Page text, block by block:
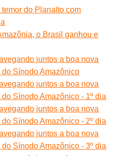
do Planalto com
o Brasil ganhou e
juntos a boa nova
Sínodo Amazônico
juntos a boa nova
Sínodo Amazônico - 1º dia
juntos a boa nova
Sínodo Amazônico - 2º dia
juntos a boa nova
Sínodo Amazônico - 3º dia